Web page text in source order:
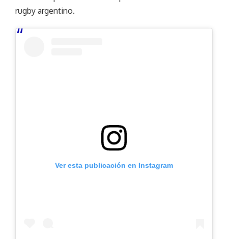
rugby argentino.
Ver esta publicación en Instagram